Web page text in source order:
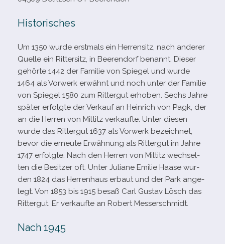
Historisches
Um 1350 wurde erst­mals ein Herrensitz, nach ande­rer
Quelle ein Rittersitz, in Beerendorf benannt. Dieser
gehörte 1442 der Familie von Spiegel und wurde
1464 als Vorwerk erwähnt und noch unter der Familie
von Spiegel 1580 zum Rittergut erho­ben. Sechs Jahre
spä­ter erfolgte der Verkauf an Heinrich von Pagk, der
an die Herren von Miltitz ver­kaufte. Unter die­sen
wurde das Rittergut 1637 als Vorwerk bezeich­net,
bevor die erneute Erwähnung als Rittergut im Jahre
1747 erfolgte. Nach den Herren von Miltitz wech­sel­
ten die Besitzer oft. Unter Juliane Emilie Haase wur­
den 1824 das Herrenhaus erbaut und der Park ange­
legt. Von 1853 bis 1915 besaß Carl Gustav Lösch das
Rittergut. Er ver­kaufte an Robert Messerschmidt.
Nach 1945